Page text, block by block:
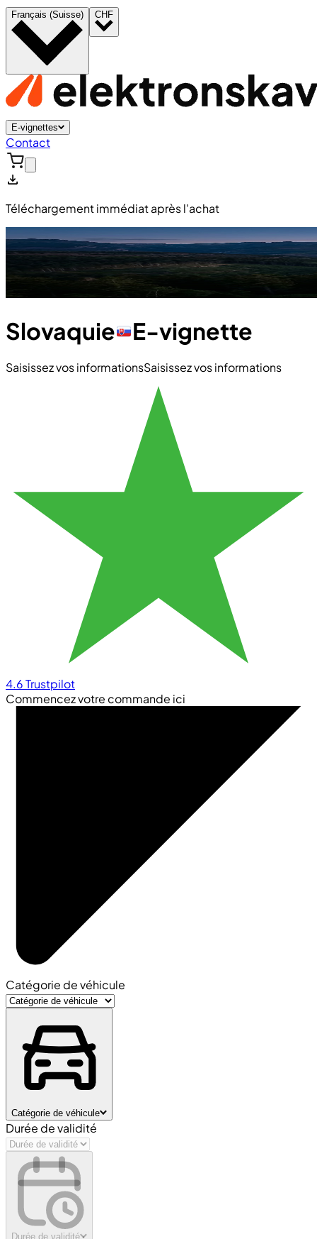
Français (Suisse) CHF
E-vignettes
Contact
Téléchargement immédiat après l'achat
Slovaquie E-vignette
Saisissez vos informationsSaisissez vos informations
4.6Trustpilot
Commencez votre commande ici
Catégorie de véhicule
Catégorie de véhicule
Durée de validité
Durée de validité